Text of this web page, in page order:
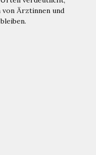
von Ärztinnen und